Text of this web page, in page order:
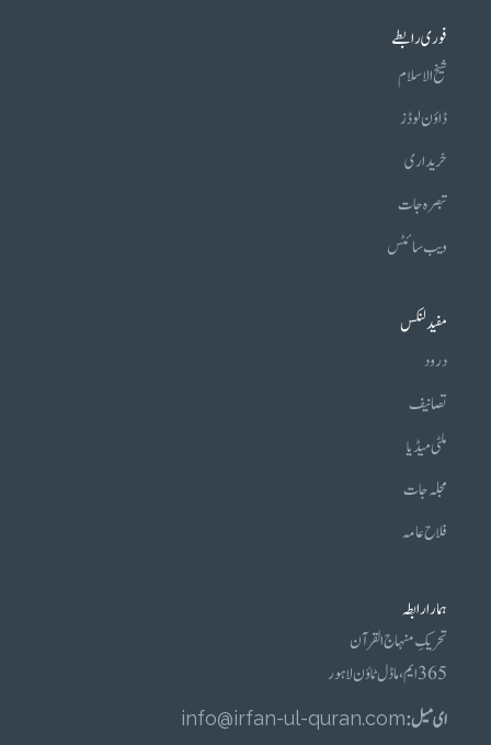
فوری رابطے
شیخ الاسلام
ڈاؤن لوڈز
خریداری
تبصرہ جات
ویب سائٹس
مفید لنکس
درود
تصانیف
ملٹی میڈیا
مجلہ جات
فلاح عامہ
ہمارا رابطہ
تحریکِ منہاج القرآن
365 ایم، ماڈل ٹاؤن لاہور
ای میل :info@irfan-ul-quran.com